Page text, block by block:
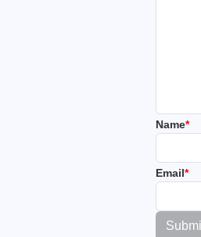
Name*
Email*